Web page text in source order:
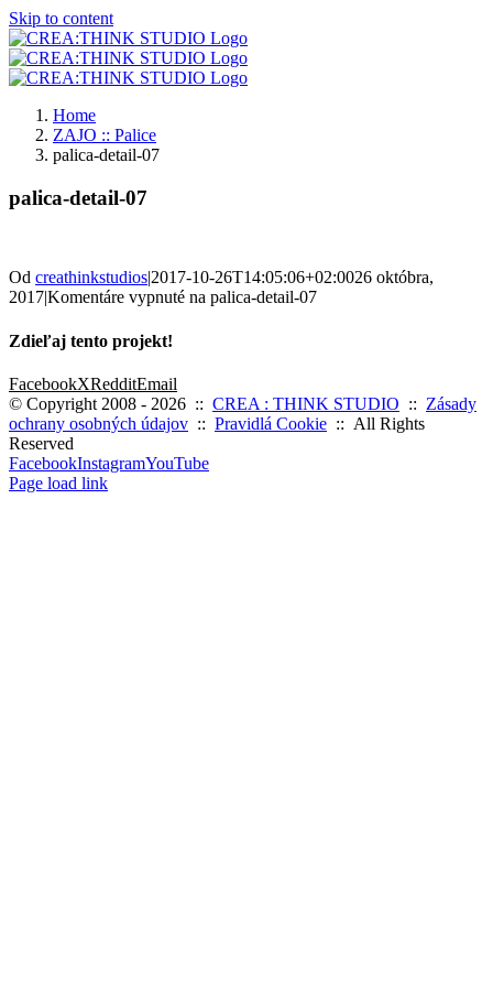
Skip to content
Home
ZAJO :: Palice
palica-detail-07
palica-detail-07
Od creathinkstudios|2017-10-26T14:05:06+02:0026 októbra,
2017|Komentáre vypnuté na palica-detail-07
Zdieľaj tento projekt!
FacebookXRedditEmail
© Copyright 2008 - 2026 :: CREA : THINK STUDIO :: Zásady
ochrany osobných údajov :: Pravidlá Cookie :: All Rights
Reserved
FacebookInstagramYouTube
Page load link